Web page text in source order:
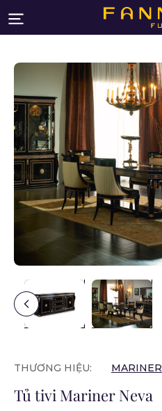
THƯƠNG HIỆU: MARINER
Tủ tivi Mariner Neva